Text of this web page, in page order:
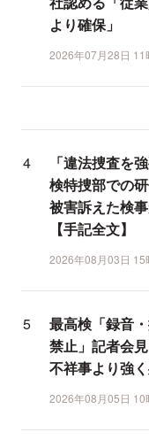
より確保」
2026年07月28日 11
「違法捜査を
検特捜部での研
被害訴えた検
【手記全文】
2026年08月03日 15
最高検「録音
禁止」記者会
不祥事より強
2026年08月05日 10